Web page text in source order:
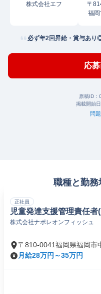
株式会社エフ
〒
福岡
必ず年2回昇給・賞与あり
応
原稿ID：
掲載開始日
問
職種と勤務
正社員
児童発達支援管理責任者
株式会社ナポレオンフィッシュ
〒810-0041福岡県福岡市
月給28万円～35万円